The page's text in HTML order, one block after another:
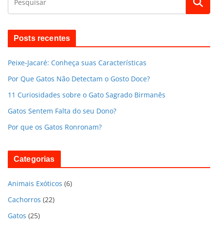
Posts recentes
Peixe-Jacaré: Conheça suas Características
Por Que Gatos Não Detectam o Gosto Doce?
11 Curiosidades sobre o Gato Sagrado Birmanês
Gatos Sentem Falta do seu Dono?
Por que os Gatos Ronronam?
Categorias
Animais Exóticos (6)
Cachorros (22)
Gatos (25)